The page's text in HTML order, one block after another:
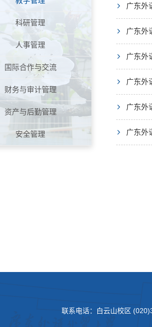
科研管理
人事管理
国际合作与交流
财务与审计管理
资产与后勤管理
安全管理
广东外
广东外
广东外
广东外
广东外
广东外
联系电话：白云山校区